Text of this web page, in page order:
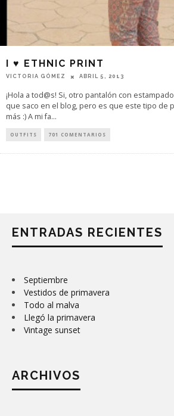
I ♥ ETHNIC PRINT
VICTORIA GÓMEZ ABRIL 5, 2013
¡Hola a tod@s! Si, otro pantalón con
que saco en el blog, pero es que este tipo de
más :) A mi fa...
OUTFITS 701 COMENTARIOS
ENTRADAS RECIENTES
Septiembre
Vestidos de primavera
Todo al malva
Llegó la primavera
Vintage sunset
ARCHIVOS